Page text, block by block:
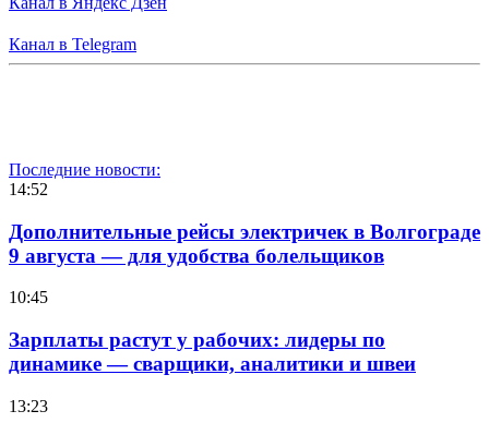
Канал в Telegram
Последние новости:
14:52
Дополнительные рейсы электричек в Волгограде
9 августа — для удобства болельщиков
10:45
Зарплаты растут у рабочих: лидеры по
динамике — сварщики, аналитики и швеи
13:23